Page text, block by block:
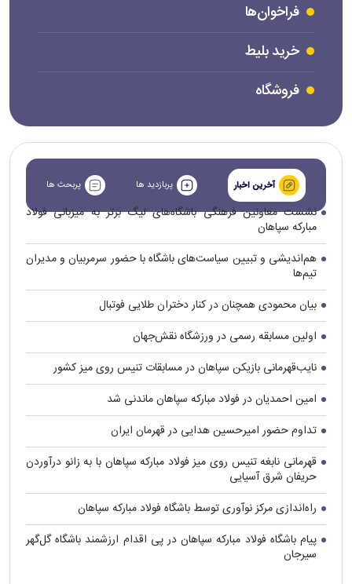
فراخوان‌ها
خرید بلیط
فروشگاه
آخرین اخبار پربازدید ها پربحث ها
نشست معاونین فرهنگی باشگاه‌های لیگ برتر به میزبانی فولاد
مبارکه سپاهان
هم‌اندیشی و تبیین سیاست‌های باشگاه با حضور سرمربیان و مدیران
تیم‌ها
بیان محمودی همچنان در کنار دختران طلایی فوتبال
اولین مسابقه رسمی در ورزشگاه نقش‌جهان
نایب‌قهرمانی بازیکن سپاهان در مسابقات تنیس روی میز کشور
امین احمدیان در فولاد مبارکه سپاهان ماندنی شد
تداوم حضور امیرحسین هدایی در قهرمان ایران
قهرمانی نابغه تنیس روی میز فولاد مبارکه سپاهان با به زانو درآوردن
حریفان شرق آسیایی
راه‌اندازی مرکز نوآوری توسط باشگاه فولاد مبارکه سپاهان
پیام باشگاه فولاد مبارکه سپاهان در پی اقدام ارزشمند باشگاه گل‌گهر
سیرجان